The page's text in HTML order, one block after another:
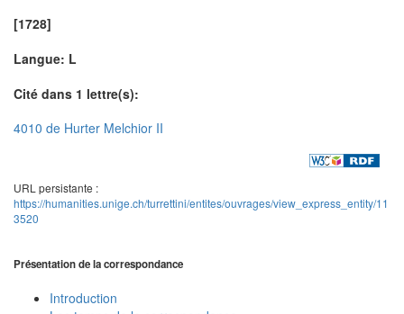
[1728]
Langue: L
Cité dans 1 lettre(s):
4010 de Hurter Melchior II
URL persistante :
https://humanities.unige.ch/turrettini/entites/ouvrages/view_express_entity/11
3520
Présentation de la correspondance
Introduction